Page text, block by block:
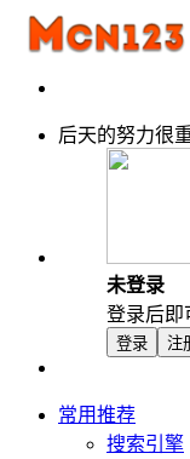
后天的努力很
未登录
登录后即
登录 注
常用推荐
搜索引擎